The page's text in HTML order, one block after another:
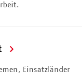
Einsatzländer